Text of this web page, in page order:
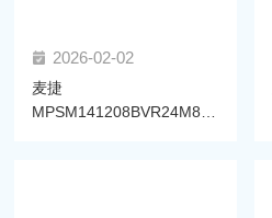
2026-02-02
麦捷
MPSM141208BVR24M86-